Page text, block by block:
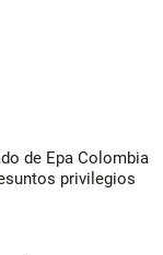
de Epa Colombia
privilegios